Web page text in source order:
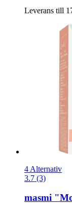
Leverans till
4 Alternativ
3.7 (3)
masmi